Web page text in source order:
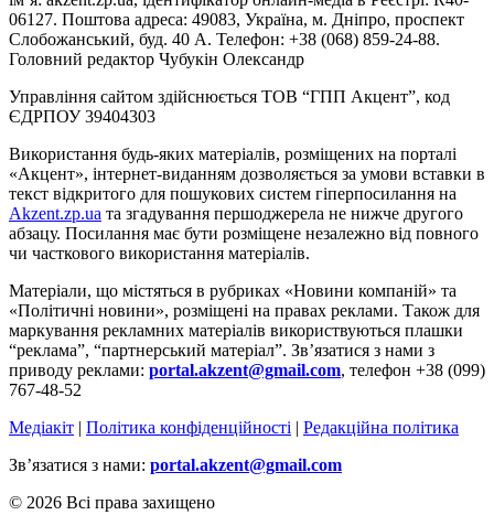
06127. Поштова адреса: 49083, Україна, м. Дніпро, проспект
Слобожанський, буд. 40 А. Телефон: +38 (068) 859-24-88.
Головний редактор Чубукін Олександр
Управління сайтом здійснюється ТОВ “ГПП Акцент”, код
ЄДРПОУ 39404303
Використання будь-яких матеріалів, розміщених на порталі
«Акцент», інтернет-виданням дозволяється за умови вставки в
текст відкритого для пошукових систем гіперпосилання на
Akzent.zp.ua та згадування першоджерела не нижче другого
абзацу. Посилання має бути розміщене незалежно від повного
чи часткового використання матеріалів.
Матеріали, що містяться в рубриках «Новини компаній» та
«Політичні новини», розміщені на правах реклами. Також для
маркування рекламних матеріалів використвуються плашки
“реклама”, “партнерський матеріал”. Зв’язатися з нами з
приводу реклами: portal.akzent@gmail.com, телефон +38 (099)
767-48-52
Медіакіт | Політика конфіденційності | Редакційна політика
Зв’язатися з нами: portal.akzent@gmail.com
© 2026 Всі права захищено